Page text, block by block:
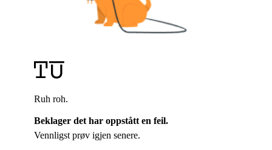
Ruh roh.
Beklager det har oppstått en feil.
Vennligst prøv igjen senere.